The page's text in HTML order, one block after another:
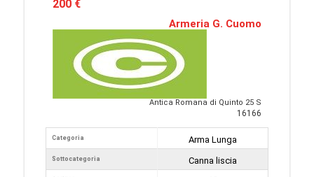
200 €
Armeria G. Cuomo
Antica Romana di Quinto 25 S
16166
Categoria
Sottocategoria
Arma Lunga
Canna liscia